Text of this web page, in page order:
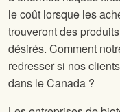
le coût lorsque les
trouveront des
désirés. Comment
redresser si nos
dans le Canada ?